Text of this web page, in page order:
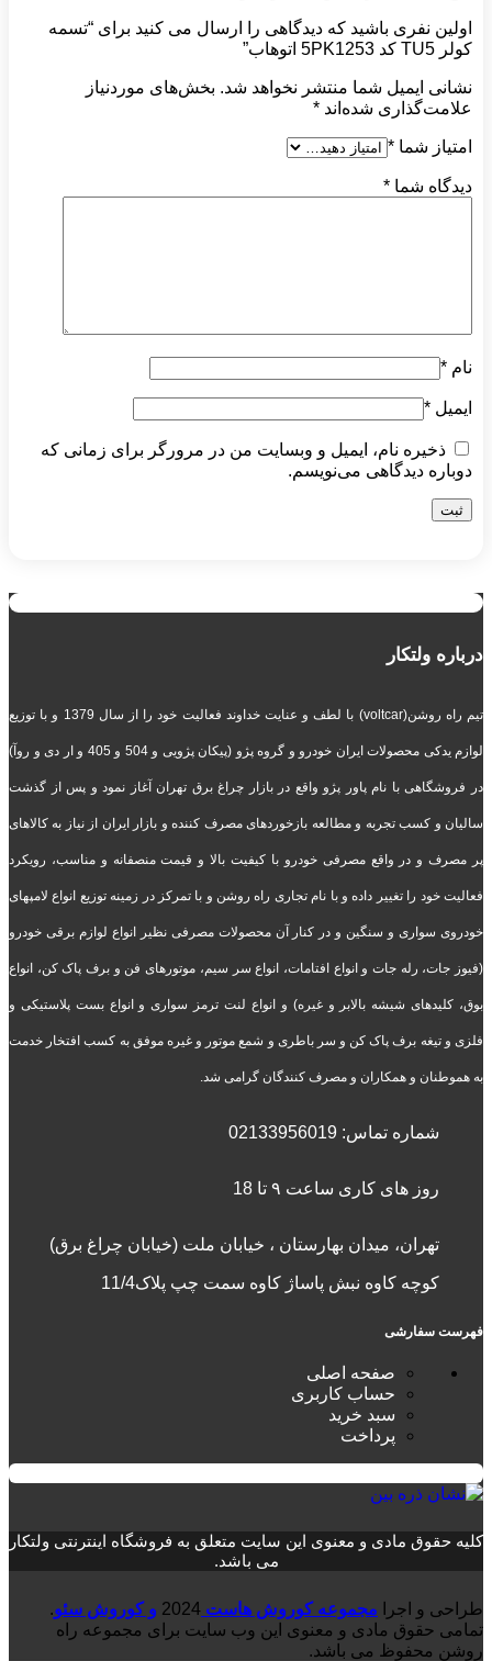
اولین نفری باشید که دیدگاهی را ارسال می کنید برای “تسمه
کولر TU5 کد 5PK1253 اتوهاب”
نشانی ایمیل شما منتشر نخواهد شد. بخش‌های موردنیاز
علامت‌گذاری شده‌اند *
امتیاز شما *
دیدگاه شما *
نام *
ایمیل *
ذخیره نام، ایمیل و وبسایت من در مرورگر برای زمانی که
دوباره دیدگاهی می‌نویسم.
درباره ولتکار
تیم راه روشن(voltcar) با لطف و عنایت خداوند فعالیت خود را از سال 1379 و با توزیع
لوازم یدکی محصولات ایران خودرو و گروه پژو (پیکان پژویی و 504 و 405 و ار دی و روآ)
در فروشگاهی با نام پاور پژو واقع در بازار چراغ برق تهران آغاز نمود و پس از گذشت
سالیان و کسب تجربه و مطالعه بازخوردهای مصرف کننده و بازار ایران از نیاز به کالاهای
پر مصرف و در واقع مصرفی خودرو با کیفیت بالا و قیمت منصفانه و مناسب، رویکرد
فعالیت خود را تغییر داده و با نام تجاری راه روشن و با تمرکز در زمینه توزیع انواع لامپهای
خودروی سواری و سنگین و در کنار آن محصولات مصرفی نظیر انواع لوازم برقی خودرو
(فیوز جات، رله جات و انواع افتامات، انواع سر سیم، موتورهای فن و برف پاک کن، انواع
بوق، کلیدهای شیشه بالابر و غیره) و انواع لنت ترمز سواری و انواع بست پلاستیکی و
فلزی و تیغه برف پاک کن و سر باطری و شمع موتور و غیره موفق به کسب افتخار خدمت
به هموطنان و همکاران و مصرف کنندگان گرامی شد.
شماره تماس: 02133956019
روز های کاری ساعت ۹ تا 18
تهران، میدان بهارستان ، خیابان ملت (خیابان چراغ برق)
کوچه کاوه نبش پاساژ کاوه سمت چپ پلاک11/4
فهرست سفارشی
صفحه اصلی
حساب کاربری
سبد خرید
پرداخت
کلیه حقوق مادی و معنوی این سایت متعلق به فروشگاه اینترنتی ولتکار
می باشد.
طراحی و اجرا مجموعه کوروش هاست 2024 و کوروش سئو.
تمامی حقوق مادی و معنوی این وب سایت برای مجموعه راه
روشن محفوظ می باشد.